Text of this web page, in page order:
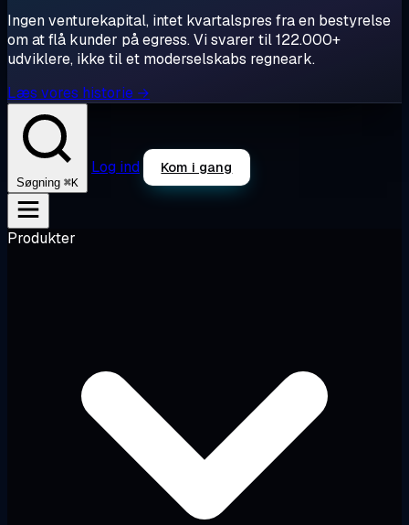
Ingen venturekapital, intet kvartalspres fra en bestyrelse
om at flå kunder på egress. Vi svarer til 122.000+
udviklere, ikke til et moderselskabs regneark.
Læs vores historie →
Søgning ⌘K
Log ind Kom i gang
Produkter